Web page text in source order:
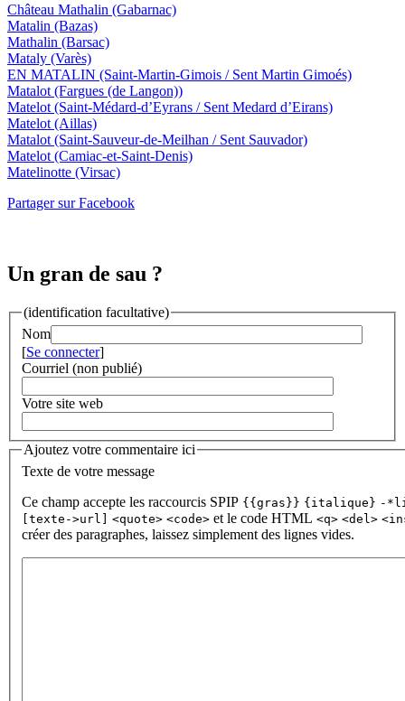
Château Mathalin (Gabarnac)
Matalin (Bazas)
Mathalin (Barsac)
Mataly (Varès)
EN MATALIN (Saint-Martin-Gimois / Sent Martin Gimoés)
Matalot (Fargues (de Langon))
Matelot (Saint-Médard-d’Eyrans / Sent Medard d’Eirans)
Matelot (Aillas)
Matalot (Saint-Sauveur-de-Meilhan / Sent Sauvador)
Matelot (Camiac-et-Saint-Denis)
Matelinotte (Virsac)
Partager sur Facebook
Un gran de sau ?
(identification facultative)
Nom
[Se connecter]
Courriel (non publié)
Votre site web
Ajoutez votre commentaire ici
Texte de votre message
Ce champ accepte les raccourcis SPIP {{gras}} {italique} -
[texte->url] <quote> <code> et le code HTML <q> <del>
créer des paragraphes, laissez simplement des lignes vides.